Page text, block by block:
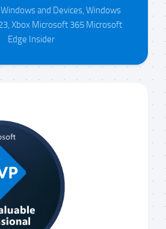
and Devices, Windows
Xbox Microsoft 365 Microsoft
Edge Insider